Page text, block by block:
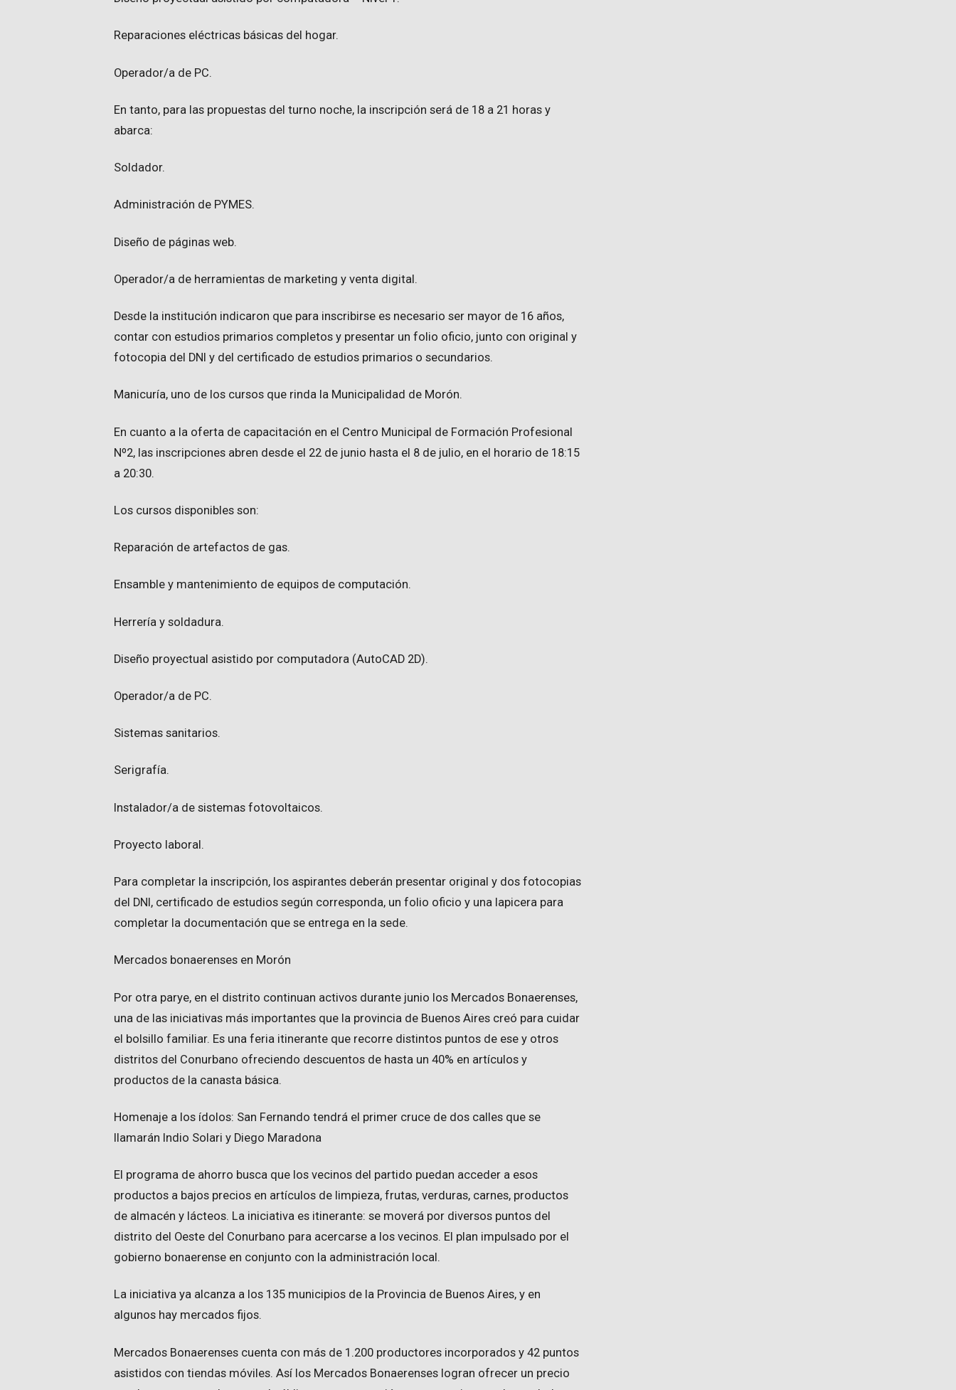
Reparaciones eléctricas básicas del hogar.
Operador/a de PC.
En tanto, para las propuestas del turno noche, la inscripción será de 18 a 21 horas y
abarca:
Soldador.
Administración de PYMES.
Diseño de páginas web.
Operador/a de herramientas de marketing y venta digital.
Desde la institución indicaron que para inscribirse es necesario ser mayor de 16 años,
contar con estudios primarios completos y presentar un folio oficio, junto con original y
fotocopia del DNI y del certificado de estudios primarios o secundarios.
Manicuría, uno de los cursos que rinda la Municipalidad de Morón.
En cuanto a la oferta de capacitación en el Centro Municipal de Formación Profesional
Nº2, las inscripciones abren desde el 22 de junio hasta el 8 de julio, en el horario de 18:15
a 20:30.
Los cursos disponibles son:
Reparación de artefactos de gas.
Ensamble y mantenimiento de equipos de computación.
Herrería y soldadura.
Diseño proyectual asistido por computadora (AutoCAD 2D).
Operador/a de PC.
Sistemas sanitarios.
Serigrafía.
Instalador/a de sistemas fotovoltaicos.
Proyecto laboral.
Para completar la inscripción, los aspirantes deberán presentar original y dos fotocopias
del DNI, certificado de estudios según corresponda, un folio oficio y una lapicera para
completar la documentación que se entrega en la sede.
Mercados bonaerenses en Morón
Por otra parye, en el distrito continuan activos durante junio los Mercados Bonaerenses,
una de las iniciativas más importantes que la provincia de Buenos Aires creó para cuidar
el bolsillo familiar. Es una feria itinerante que recorre distintos puntos de ese y otros
distritos del Conurbano ofreciendo descuentos de hasta un 40% en artículos y
productos de la canasta básica.
Homenaje a los ídolos: San Fernando tendrá el primer cruce de dos calles que se
llamarán Indio Solari y Diego Maradona
El programa de ahorro busca que los vecinos del partido puedan acceder a esos
productos a bajos precios en artículos de limpieza, frutas, verduras, carnes, productos
de almacén y lácteos. La iniciativa es itinerante: se moverá por diversos puntos del
distrito del Oeste del Conurbano para acercarse a los vecinos. El plan impulsado por el
gobierno bonaerense en conjunto con la administración local.
La iniciativa ya alcanza a los 135 municipios de la Provincia de Buenos Aires, y en
algunos hay mercados fijos.
Mercados Bonaerenses cuenta con más de 1.200 productores incorporados y 42 puntos
asistidos con tiendas móviles. Así los Mercados Bonaerenses logran ofrecer un precio